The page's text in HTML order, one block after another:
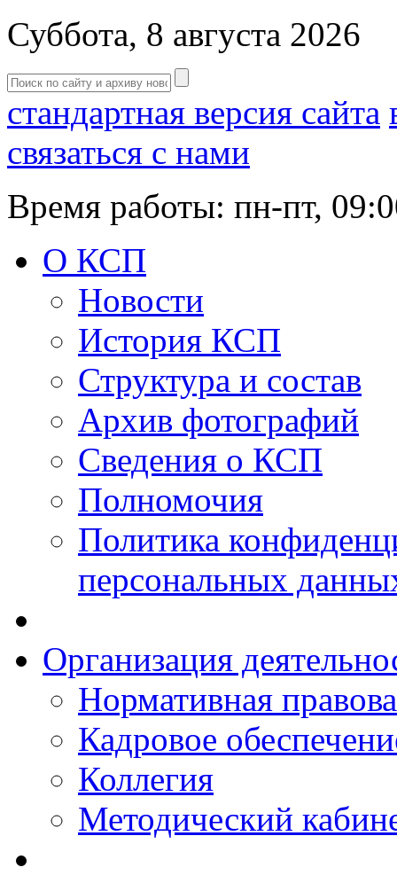
Суббота, 8 августа 2026
стандартная версия сайта
связаться с нами
Время работы: пн-пт,
О КСП
Новости
История КСП
Структура и состав
Архив фотографий
Сведения о КСП
Полномочия
Политика
персональных
Организация
Нормативная
Кадровое
Коллегия
Методический